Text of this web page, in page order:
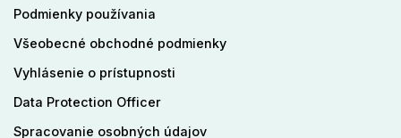
Podmienky používania
Všeobecné obchodné podmienky
Vyhlásenie o prístupnosti
Data Protection Officer
Spracovanie osobných údajov